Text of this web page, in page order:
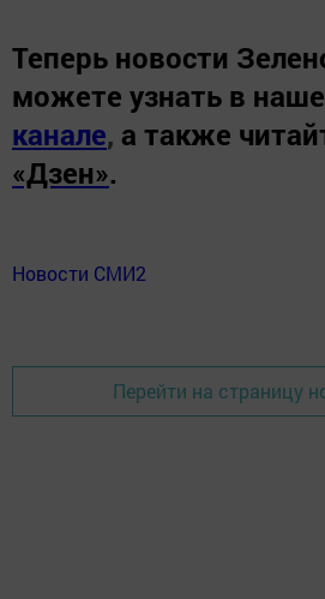
Теперь новости
можете узнать в
канале, а также
«Дзен».
Новости СМИ2
Перейти на страницу